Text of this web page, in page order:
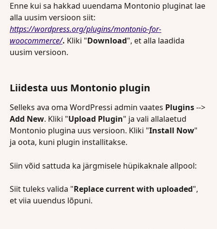
Enne kui sa hakkad uuendama Montonio pluginat lae
alla uusim versioon siit:
https://wordpress.org/plugins/montonio-for-
woocommerce/. Kliki "Download", et alla laadida
uusim versioon.
Liidesta uus Montonio plugin
Selleks ava oma WordPressi admin vaates Plugins -->
Add New. Kliki "Upload Plugin" ja vali allalaetud
Montonio plugina uus versioon. Kliki "Install Now"
ja oota, kuni plugin installitakse.
Siin võid sattuda ka järgmisele hüpikaknale allpool:
Siit tuleks valida "Replace current with uploaded",
et viia uuendus lõpuni.